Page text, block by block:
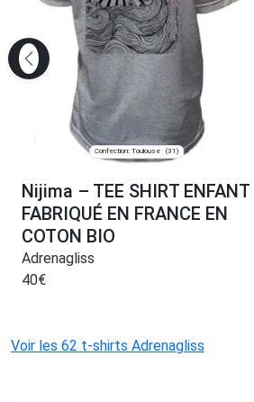
Confection: Toulouse (31)
Nijima – TEE SHIRT ENFANT
FABRIQUÉ EN FRANCE EN
COTON BIO
Adrenagliss
40€
Voir les 62 t-shirts Adrenagliss